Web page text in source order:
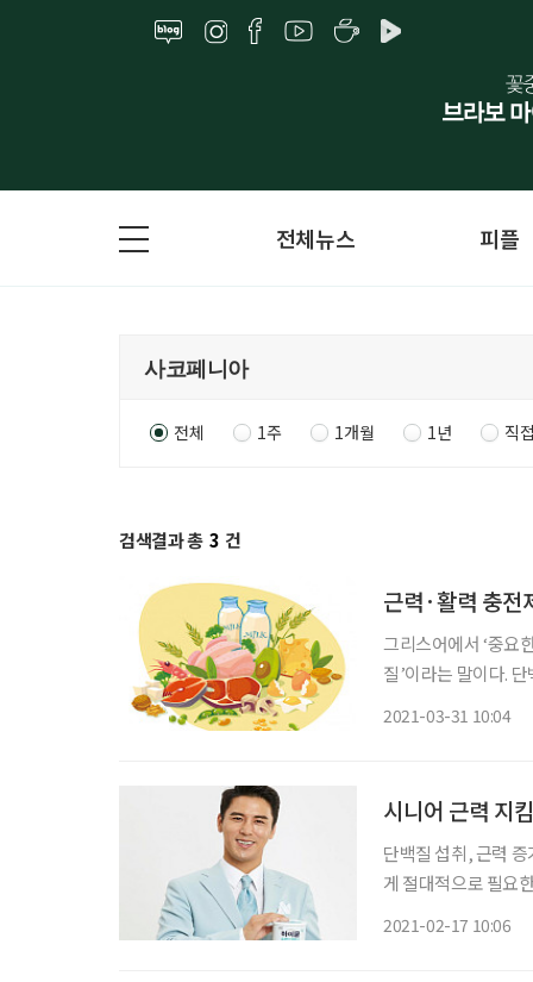
전체뉴스 피플
전체 1주 1개월 1년 직
검색결과 총 3 건
근력·활력 충전
그리스어에서 ‘중요
질’이라는 말이다.
2021-03-31 10:04
시니어 근력 지
단백질 섭취, 근력 증
게 절대적으로 필요
2021-02-17 10:06